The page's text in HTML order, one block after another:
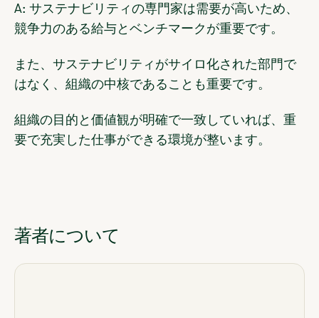
A: サステナビリティの専門家は需要が高いため、
競争力のある給与とベンチマークが重要です。
また、サステナビリティがサイロ化された部門で
はなく、組織の中核であることも重要です。
組織の目的と価値観が明確で一致していれば、重
要で充実した仕事ができる環境が整います。
著者について